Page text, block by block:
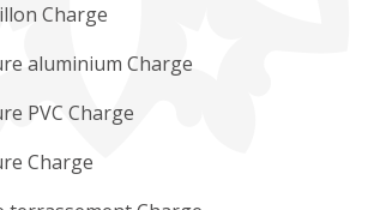
Charge
aluminium Charge
PVC Charge
Charge